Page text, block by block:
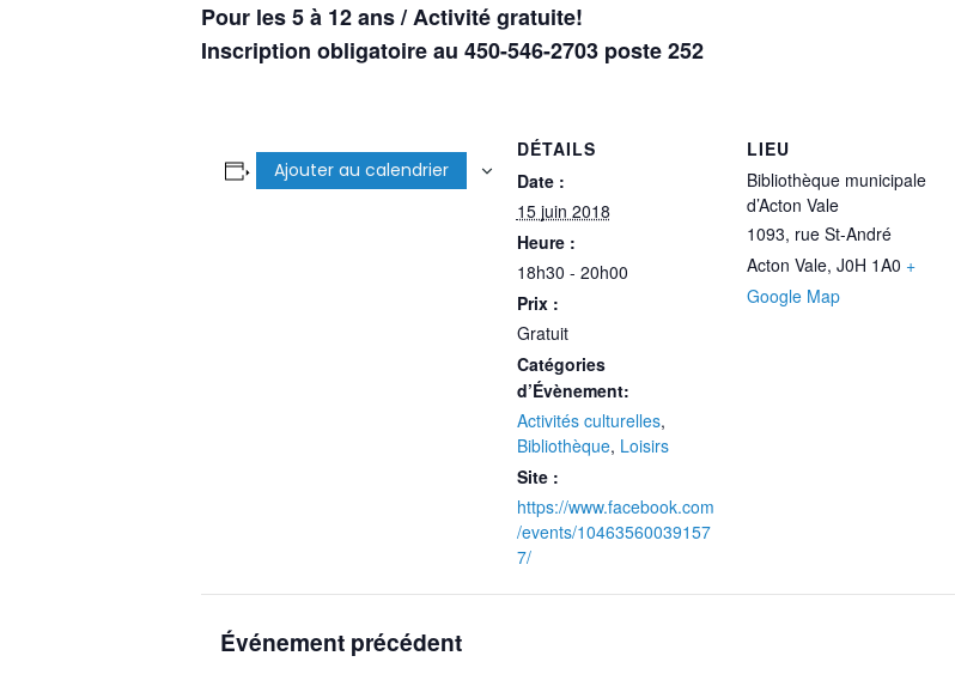
Pour les 5 à 12 ans / Activité gratuite!
Inscription obligatoire au 450-546-2703 poste 252
Ajouter au calendrier
DÉTAILS
Date :
15 juin 2018
Heure :
18h30 - 20h00
Prix :
Gratuit
Catégories
d’Évènement:
Activités culturelles,
Bibliothèque, Loisirs
Site :
https://www.facebook.com
/events/10463560039157
7/
LIEU
Bibliothèque municipale
d’Acton Vale
1093, rue St-André
Acton Vale, J0H 1A0 +
Google Map
Événement précédent